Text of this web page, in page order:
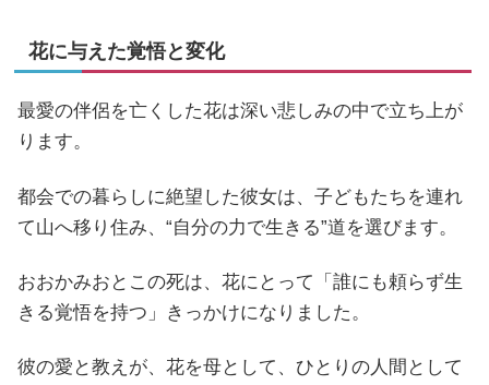
花に与えた覚悟と変化
最愛の伴侶を亡くした花は深い悲しみの中で立ち上が
ります。
都会での暮らしに絶望した彼女は、子どもたちを連れ
て山へ移り住み、“自分の力で生きる”道を選びます。
おおかみおとこの死は、花にとって「誰にも頼らず生
きる覚悟を持つ」きっかけになりました。
彼の愛と教えが、花を母として、ひとりの人間として